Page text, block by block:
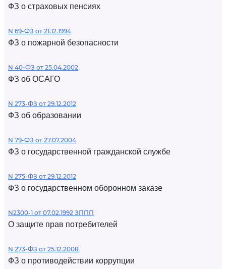
ФЗ о страховых пенсиях
N 69-ФЗ от 21.12.1994
ФЗ о пожарной безопасности
N 40-ФЗ от 25.04.2002
ФЗ об ОСАГО
N 273-ФЗ от 29.12.2012
ФЗ об образовании
N 79-ФЗ от 27.07.2004
ФЗ о государственной гражданской службе
N 275-ФЗ от 29.12.2012
ФЗ о государственном оборонном заказе
N2300-1 от 07.02.1992 ЗППП
О защите прав потребителей
N 273-ФЗ от 25.12.2008
ФЗ о противодействии коррупции